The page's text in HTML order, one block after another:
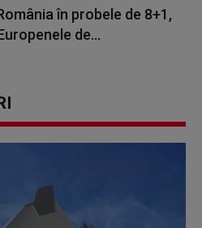
în probele de 8+1,
de...